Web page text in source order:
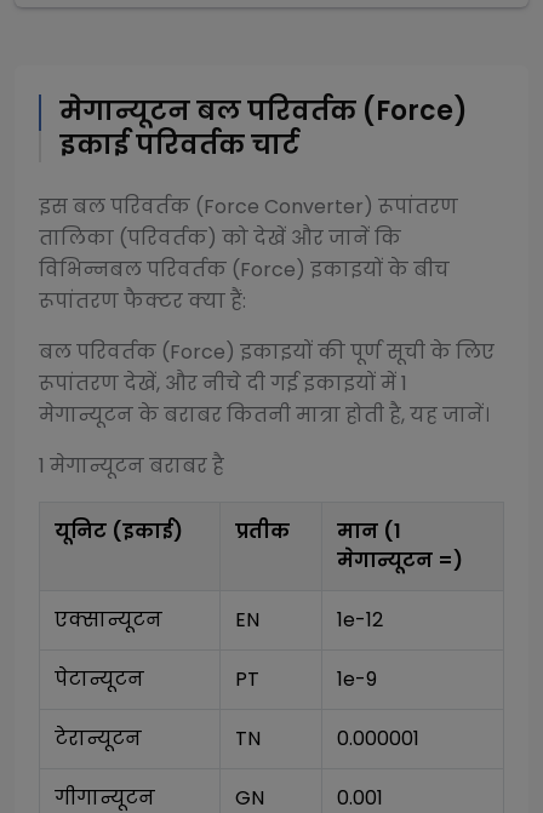
मेगान्यूटनबल परिवर्तक (Force)
इकाई परिवर्तक चार्ट
इसबल परिवर्तक (Force Converter) रूपांतरण
तालिका (परिवर्तक) को देखें और जानें कि
विभिन्नबल परिवर्तक (Force) इकाइयों के बीच
रूपांतरण फैक्टर क्या हैं:
बल परिवर्तक (Force) इकाइयों की पूर्ण सूची के लिए
रूपांतरण देखें, और नीचे दी गई इकाइयों में 1
मेगान्यूटनके बराबर कितनी मात्रा होती है, यह जानें।
1 मेगान्यूटनबराबर है
यूनिट (इकाई) प्रतीक
मान (1
मेगान्यूटन =)
एक्सान्यूटन EN 1e-12
पेटान्यूटन PT 1e-9
टेरान्यूटन TN 0.000001
गीगान्यूटन GN 0.001